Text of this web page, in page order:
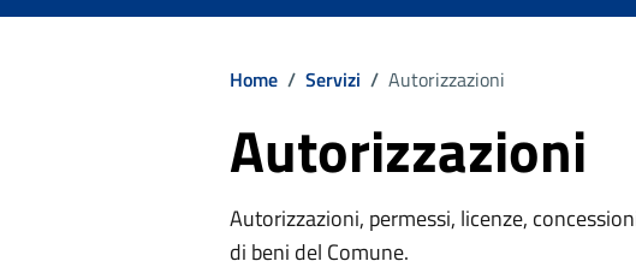
Home / Servizi / Autorizzazioni
Autorizzazioni
Autorizzazioni, permessi, licenze,
di beni del Comune.